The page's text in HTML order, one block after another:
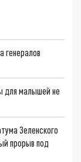
генералов
для малышей не
Зеленского
прорыв под